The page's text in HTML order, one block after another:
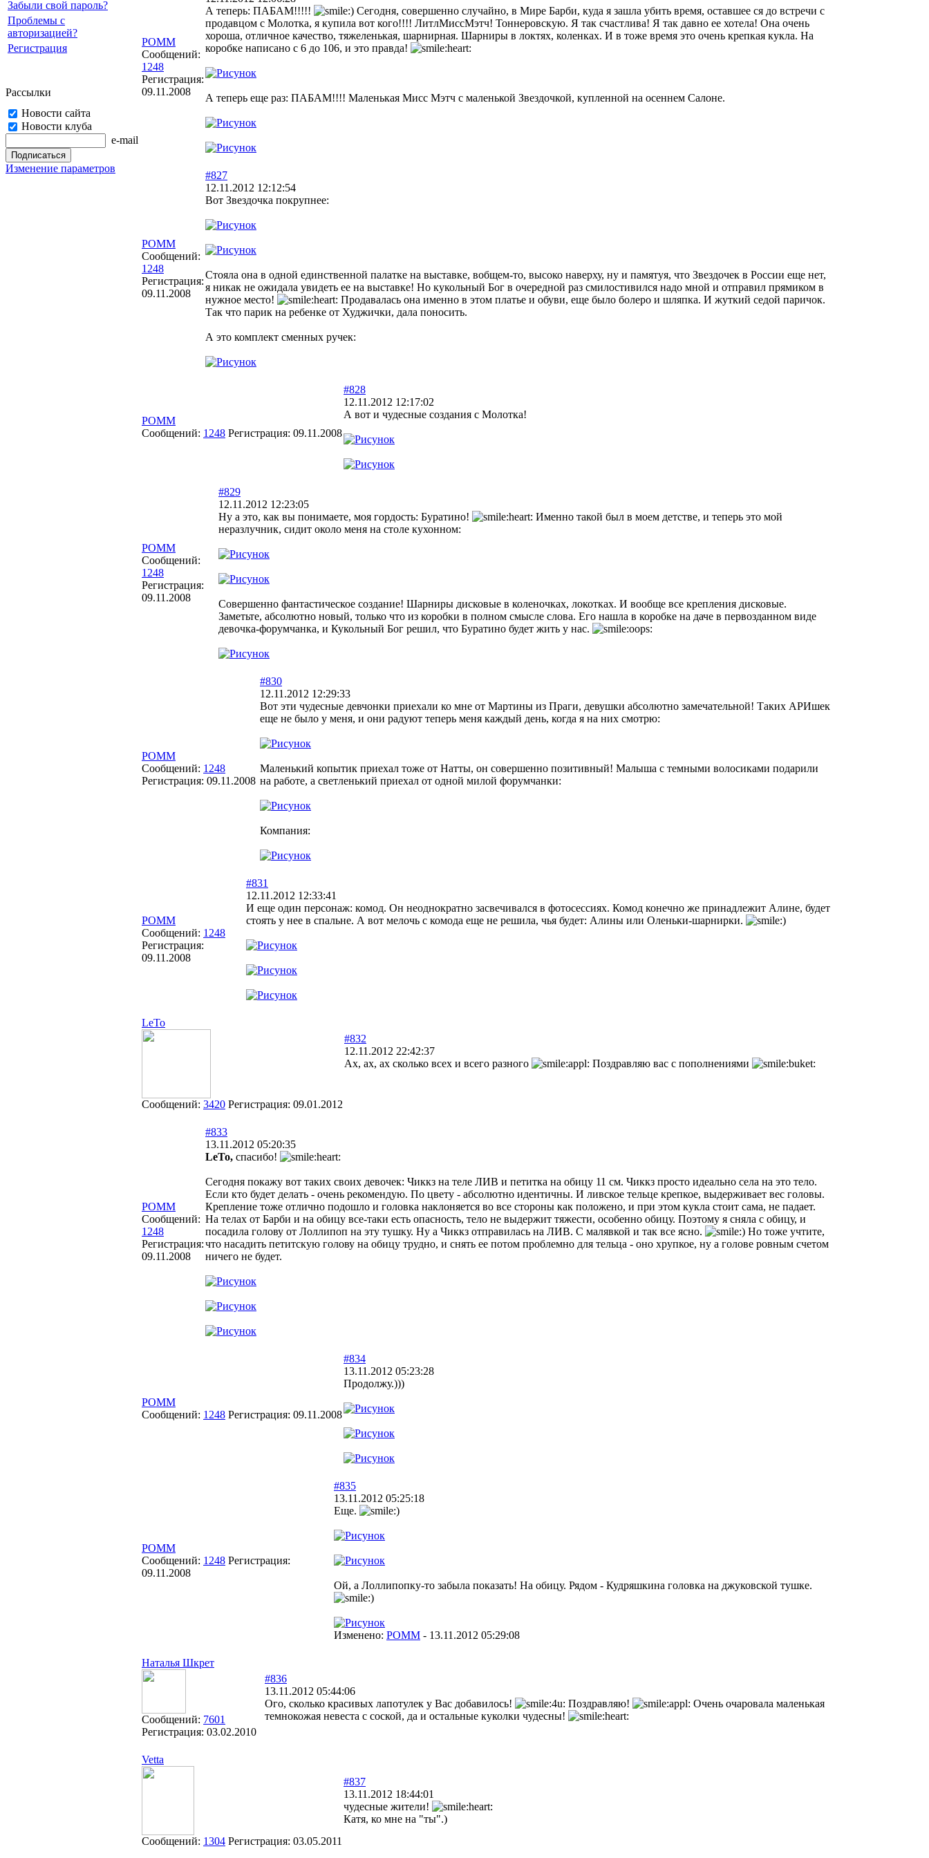
Забыли свой пароль?
Проблемы с
авторизацией?
Регистрация
Рассылки
Новости сайта
Новости клуба
e-mail
Изменение параметров
POMM
Сообщений:
1248
Регистрация:
09.11.2008
А теперь: ПАБАМ!!!!!
Сегодня, совершенно случайно, в Мире Барби, куда я зашла убить время, оставшее ся до встречи с
продавцом с Молотка, я купила вот кого!!!! ЛитлМиссМэтч! Тоннеровскую. Я так счастлива! Я так давно ее хотела! Она очень
хороша, отличное качество, тяжеленькая, шарнирная. Шарниры в локтях, коленках. И в тоже время это очень крепкая кукла. На
коробке написано с 6 до 106, и это правда!
А теперь еще раз: ПАБАМ!!!! Маленькая Мисс Мэтч с маленькой Звездочкой, купленной на осеннем Салоне.
POMM
Сообщений:
1248
Регистрация:
09.11.2008
#827
12.11.2012 12:12:54
Вот Звездочка покрупнее:
Стояла она в одной единственной палатке на выставке, вобщем-то, высоко наверху, ну и памятуя, что Звездочек в России еще нет,
я никак не ожидала увидеть ее на выставке! Но кукольный Бог в очередной раз смилостивился надо мной и отправил прямиком в
нужное место!
Продавалась она именно в этом платье и обуви, еще было болеро и шляпка. И жуткий седой паричок.
Так что парик на ребенке от Худжички, дала поносить.
А это комплект сменных ручек:
POMM
Сообщений: 1248 Регистрация: 09.11.2008
#828
12.11.2012 12:17:02
А вот и чудесные создания с Молотка!
POMM
Сообщений:
1248
Регистрация:
09.11.2008
#829
12.11.2012 12:23:05
Ну а это, как вы понимаете, моя гордость: Буратино!
Именно такой был в моем детстве, и теперь это мой
неразлучник, сидит около меня на столе кухонном:
Совершенно фантастическое создание! Шарниры дисковые в коленочках, локотках. И вообще все крепления дисковые.
Заметьте, абсолютно новый, только что из коробки в полном смысле слова. Его нашла в коробке на даче в первозданном виде
девочка-форумчанка, и Кукольный Бог решил, что Буратино будет жить у нас.
POMM
Сообщений: 1248
Регистрация: 09.11.2008
#830
12.11.2012 12:29:33
Вот эти чудесные девчонки приехали ко мне от Мартины из Праги, девушки абсолютно замечательной! Таких АРИшек
еще не было у меня, и они радуют теперь меня каждый день, когда я на них смотрю:
Маленький копытик приехал тоже от Натты, он совершенно позитивный! Малыша с темными волосиками подарили
на работе, а светленький приехал от одной милой форумчанки:
Компания:
POMM
Сообщений: 1248
Регистрация:
09.11.2008
#831
12.11.2012 12:33:41
И еще один персонаж: комод. Он неоднократно засвечивался в фотосессиях. Комод конечно же принадлежит Алине, будет
стоять у нее в спальне. А вот мелочь с комода еще не решила, чья будет: Алины или Оленьки-шарнирки.
LeTo
Сообщений: 3420 Регистрация: 09.01.2012
#832
12.11.2012 22:42:37
Ах, ах, ах сколько всех и всего разного
Поздравляю вас с пополнениями
POMM
Сообщений:
1248
Регистрация:
09.11.2008
#833
13.11.2012 05:20:35
LeTo, спасибо!
Сегодня покажу вот таких своих девочек: Чиккз на теле ЛИВ и петитка на обицу 11 см. Чиккз просто идеально села на это тело.
Если кто будет делать - очень рекомендую. По цвету - абсолютно идентичны. И ливское тельце крепкое, выдерживает вес головы.
Крепление тоже отлично подошло и головка наклоняется во все стороны как положено, и при этом кукла стоит сама, не падает.
На телах от Барби и на обицу все-таки есть опасность, тело не выдержит тяжести, особенно обицу. Поэтому я сняла с обицу, и
посадила голову от Лоллипоп на эту тушку. Ну а Чиккз отправилась на ЛИВ. С малявкой и так все ясно.
Но тоже учтите,
что насадить петитскую голову на обицу трудно, и снять ее потом проблемно для тельца - оно хрупкое, ну а голове ровным счетом
ничего не будет.
POMM
Сообщений: 1248 Регистрация: 09.11.2008
#834
13.11.2012 05:23:28
Продолжу.)))
POMM
Сообщений: 1248 Регистрация:
09.11.2008
#835
13.11.2012 05:25:18
Еще.
Ой, а Лоллипопку-то забыла показать! На обицу. Рядом - Кудряшкина головка на джуковской тушке.
Изменено: POMM - 13.11.2012 05:29:08
Наталья Шкрет
Сообщений: 7601
Регистрация: 03.02.2010
#836
13.11.2012 05:44:06
Ого, сколько красивых лапотулек у Вас добавилось!
Поздравляю!
Очень очаровала маленькая
темнокожая невеста с соской, да и остальные куколки чудесны!
Vetta
Сообщений: 1304 Регистрация: 03.05.2011
#837
13.11.2012 18:44:01
чудесные жители!
Катя, ко мне на "ты".)